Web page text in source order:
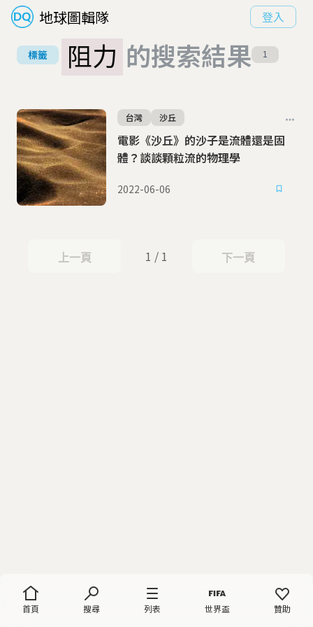
地球圖輯隊 登入
首頁 搜尋 列表 世界盃 贊助
標籤 阻力 的搜索結果 1
電影《沙丘》的沙子是流體還是固
體？談談顆粒流的物理學
台灣 沙丘
2022-06-06
上一頁
上一頁 1 / 1 下一頁
下一頁